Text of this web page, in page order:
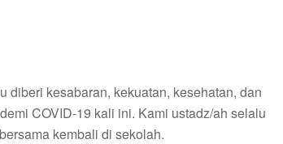
diberi kesabaran, kekuatan, kesehatan, dan
COVID-19 kali ini. Kami ustadz/ah selalu
kembali di sekolah.